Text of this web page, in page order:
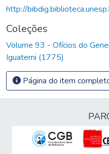
http://
Coleções
Volume 93 - Ofícios do
Iguatemi (1775)
Página do item